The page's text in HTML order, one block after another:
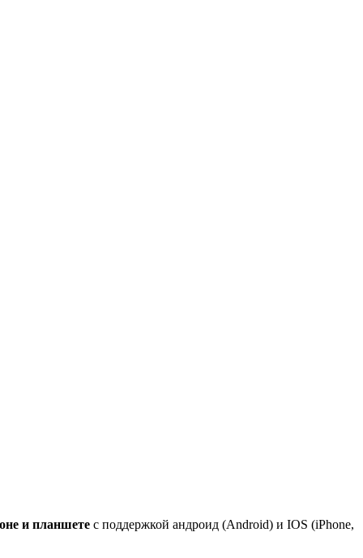
и планшете с поддержкой андроид (Android) и IOS (iPhone,